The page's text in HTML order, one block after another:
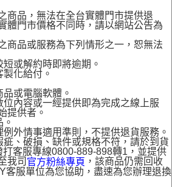
商品，無法在全台實體門市提供退
體門市價格不同時，請以網站公告為
商品或服務為下列情形之一，恕無法
或解約時即將逾期。
化給付。
或電腦軟體。
內容或一經提供即為完成之線上服
提供者。
外情事適用準則，不提供退貨服務。
、破損、缺件或規格不符，請於到貨
客服專線0800-889-898轉1，並提供
我司 官方粉絲專頁 ，該商品仍需回收
客服單位為您協助，盡速為您辦理退換